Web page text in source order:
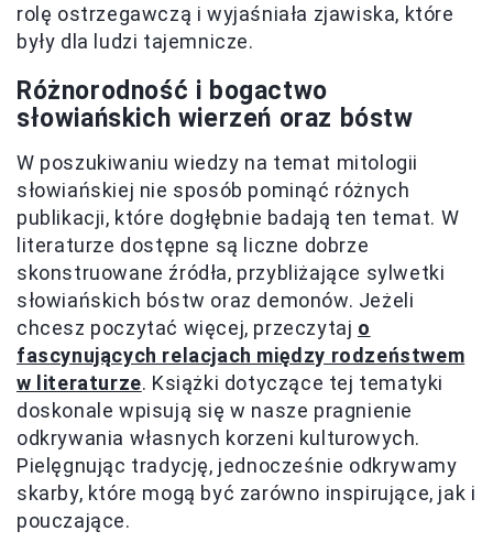
rolę ostrzegawczą i wyjaśniała zjawiska, które
były dla ludzi tajemnicze.
Różnorodność i bogactwo
słowiańskich wierzeń oraz bóstw
W poszukiwaniu wiedzy na temat mitologii
słowiańskiej nie sposób pominąć różnych
publikacji, które dogłębnie badają ten temat. W
literaturze dostępne są liczne dobrze
skonstruowane źródła, przybliżające sylwetki
słowiańskich bóstw oraz demonów. Jeżeli
chcesz poczytać więcej, przeczytaj o
fascynujących relacjach między rodzeństwem
w literaturze. Książki dotyczące tej tematyki
doskonale wpisują się w nasze pragnienie
odkrywania własnych korzeni kulturowych.
Pielęgnując tradycję, jednocześnie odkrywamy
skarby, które mogą być zarówno inspirujące, jak i
pouczające.